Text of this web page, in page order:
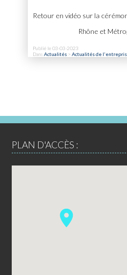
Retour en vidéo sur la
Rhône et
Publié le 03-03-2023
Dans Actualités> Actualités de
PLAN D'ACCÈS :